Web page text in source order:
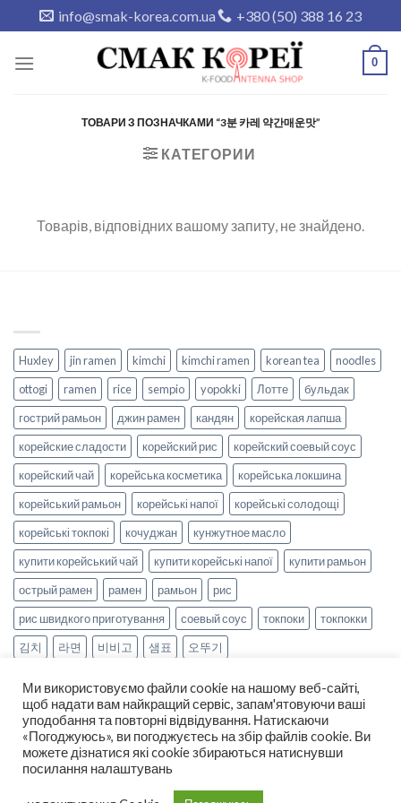
to
content
info@smak-korea.com.ua +380 (50) 388 16 23
0
ТОВАРИ З ПОЗНАЧКАМИ “3분 카레 약간매운맛”
КАТЕГОРИИ
Товарів, відповідних вашому запиту, не знайдено.
Huxley jin ramen kimchi kimchi ramen korean tea
noodles
ottogi
ramen rice sempio yopokki Лотте
бульдак
гострий рамьон
джин рамен кандян
корейская лапша
корейские сладости
корейский рис
корейский соевый соус
корейский чай
корейська косметика
корейська локшина
корейський рамьон
корейські напої
корейські солодощі
корейські токпокі
кочуджан
кунжутное масло
купити корейський чай
купити корейські напої
купити рамьон
острый рамен
рамен рамьон
рис
рис швидкого приготування
соевый соус токпоки
токпокки
김치
라면 비비고 샘표 오뚜기
НОВИНИ РЕЦЕПТИ
ОПЛАТА ТА ДОСТАВКА
ДОГОВІР ОФЕРТИ
Ми використовуємо файли cookie на нашому веб-сайті,
щоб надати вам найкращий сервіс, запам'ятовуючи ваші
уподобання та повторні відвідування. Натискаючи
«Погоджуюсь», ви погоджуєтесь на збір файлів cookie. Ви
можете дізнатися які cookie збираються натиснувши
посилання налаштувань